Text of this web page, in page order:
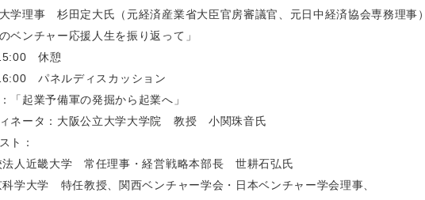
学理事 杉田定大氏（元経済産業省大臣官房審議官、元日中経済協会専務理事）
ベンチャー応援人生を振り返って」
休憩
パネルディスカッション
「起業予備軍の発掘から起業へ」
ネータ：大阪公立大学大学院 教授 小関珠音氏
ト：
人近畿大学 常任理事・経営戦略本部長 世耕石弘氏
学大学 特任教授、関西ベンチャー学会・日本ベンチャー学会理事、